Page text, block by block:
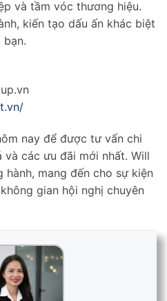
và tầm vóc thương hiệu.
kiến tạo dấu ấn khác biệt
nay để được tư vấn chi
các ưu đãi mới nhất. Will
hành, mang đến cho sự kiện
gian hội nghị chuyên